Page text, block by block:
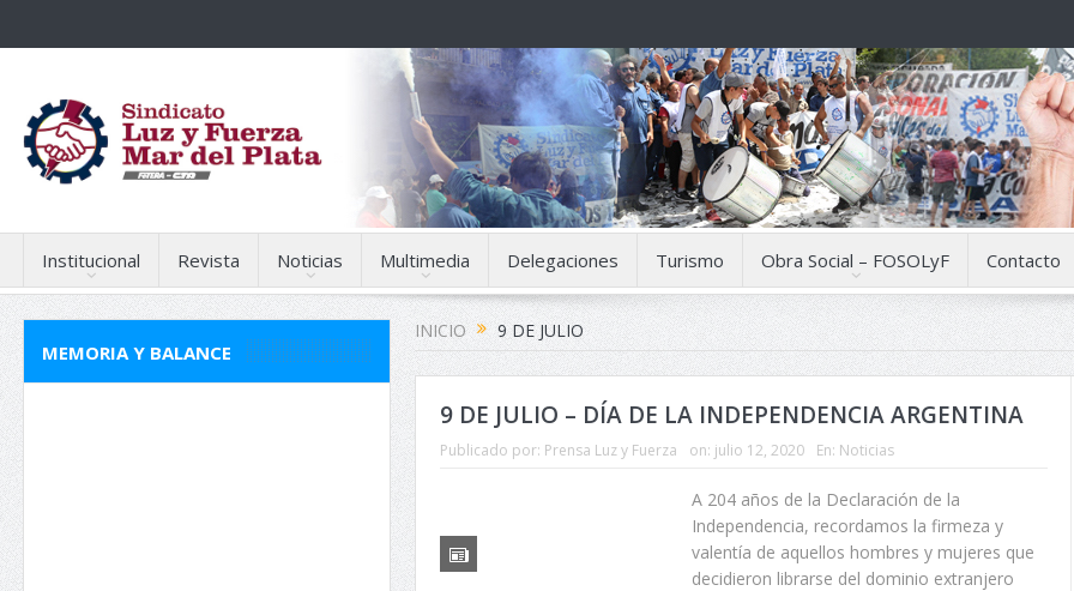
Institucional Revista Noticias Multimedia Delegaciones Turismo Obra Social – FOSOLyF Contacto
INICIO 9 DE JULIO
9 DE JULIO – DÍA DE LA INDEPENDENCIA ARGENTINA
Publicado por: Prensa Luz y Fuerza on: julio 12, 2020 En: Noticias
A 204 años de la Declaración de la
Independencia, recordamos la firmeza y
valentía de aquellos hombres y mujeres que
decidieron librarse del dominio extranjero
MEMORIA Y BALANCE